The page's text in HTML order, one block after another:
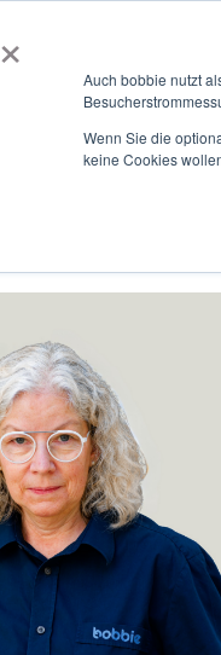
×
Auch bobbie nutzt
Wenn Sie die
keine Cookies
BOBBIEVERSUM